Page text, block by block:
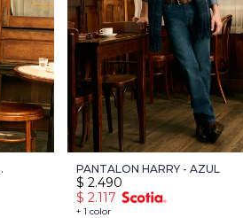
PANTALON HARRY - AZUL
+ 1 color
$ 2.490
$ 2.117